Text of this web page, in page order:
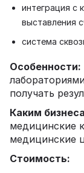
интеграция с
выставления
система
Особенности:
получать
Каким
медицинские
медицинские
Стоимость: